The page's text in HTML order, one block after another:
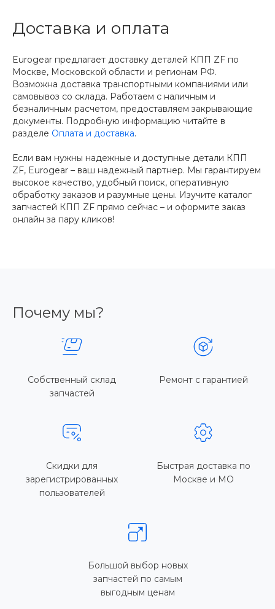
Доставка и оплата
Eurogear предлагает доставку деталей КПП ZF по
Москве, Московской области и регионам РФ.
Возможна доставка транспортными компаниями или
самовывоз со склада. Работаем с наличным и
безналичным расчетом, предоставляем закрывающие
документы. Подробную информацию читайте в
разделе Оплата и доставка.
Если вам нужны надежные и доступные детали КПП
ZF, Eurogear – ваш надежный партнер. Мы гарантируем
высокое качество, удобный поиск, оперативную
обработку заказов и разумные цены. Изучите каталог
запчастей КПП ZF прямо сейчас – и оформите заказ
онлайн за пару кликов!
Почему мы?
Собственный склад
запчастей
Ремонт с гарантией
Скидки для
зарегистрированных
пользователей
Быстрая доставка по
Москве и МО
Большой выбор новых
запчастей по самым
выгодным ценам